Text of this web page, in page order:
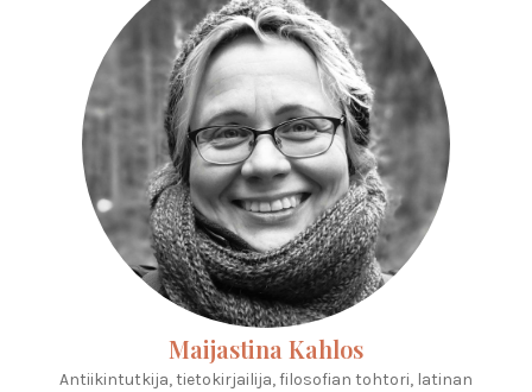
Maijastina Kahlos
Antiikintutkija, tietokirjailija, filosofian tohtori, latinan